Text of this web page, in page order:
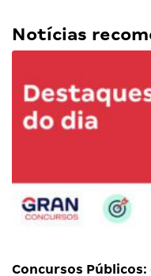
Notícias
Concursos